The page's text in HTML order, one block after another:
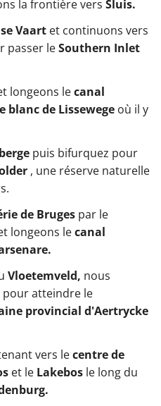
la frontière vers Sluis.
Vaart et continuons vers
passer leSouthern Inlet
longeons lecanal
blanc de Lissewege où il y
puis bifurquez pour
, une réserve naturelle
de Bruges par le
longeons lecanal
Vloetemveld, nous
pour atteindre le
provincial d'Aertrycke
vers lecentre de
et le Lakebos le long du